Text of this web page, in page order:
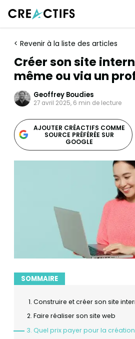
< Revenir à la liste des articles
Créer son site
même ou via un
Geoffrey Boudies
27 avril 2025, 6 min de lecture
AJOUTER CRÉACTIFS COMME
SOURCE PRÉFÉRÉE SUR
GOOGLE
SOMMAIRE
Construire et créer son site
Faire réaliser son site web
Quel prix payer pour la création